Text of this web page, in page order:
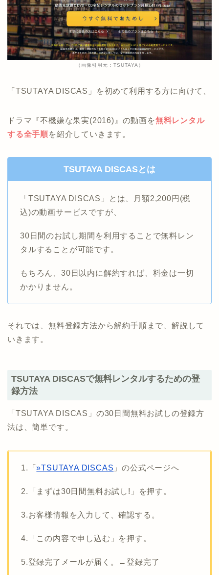
（画像引用元：TSUTAYA）
「TSUTAYA DISCAS」を初めて利用する方に向けて、
ドラマ『不機嫌な果実(2016)』の動画を無料レンタル
する全手順を紹介していきます。
TSUTAYA DISCASとは
「TSUTAYA DISCAS」とは、月額2,200円(税
込)の動画サービスですが、
30日間のお試し期間を利用することで無料レン
タルすることが可能です。
もちろん、30日以内に解約すれば、料金は一切
かかりません。
それでは、無料登録方法から解約手順まで、解説して
いきます。
TSUTAYA DISCASで無料レンタルするための登
録方法
「TSUTAYA DISCAS」の30日間無料お試しの登録方
法は、簡単です。
1.「»TSUTAYA DISCAS 」の公式ページへ
2.「まずは30日間無料お試し!」を押す。
3.お客様情報を入力して、確認する。
4.「この内容で申し込む」を押す。
5.登録完了メールが届く。←登録完了